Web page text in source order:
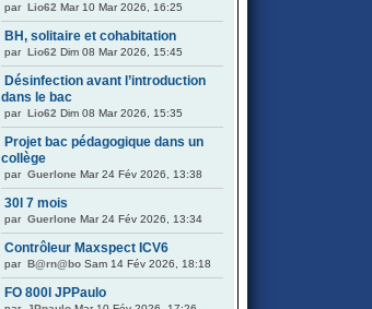
par Lio62 Mar 10 Mar 2026, 16:25
BH, solitaire et cohabitation
par Lio62 Dim 08 Mar 2026, 15:45
Désinfection avant l’introduction
dans le bac
par Lio62 Dim 08 Mar 2026, 15:35
Projet bac pédagogique dans un
collège
par Guerlone Mar 24 Fév 2026, 13:38
30l 7 mois
par Guerlone Mar 24 Fév 2026, 13:34
Contrôleur Maxspect ICV6
par B@rn@bo Sam 14 Fév 2026, 18:18
FO 800l JPPaulo